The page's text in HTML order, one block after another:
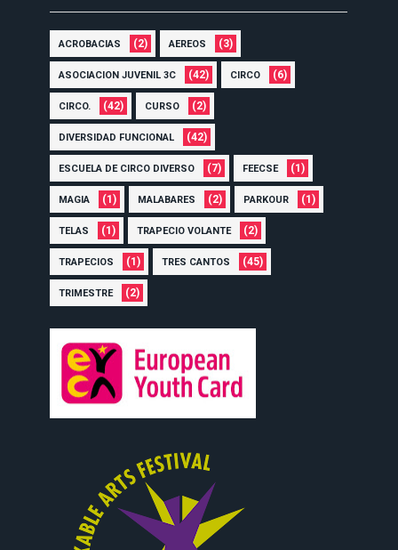
ACROBACIAS (2) AEREOS (3)
ASOCIACION JUVENIL 3C (42) CIRCO (6)
CIRCO. (42) CURSO (2)
DIVERSIDAD FUNCIONAL (42)
ESCUELA DE CIRCO DIVERSO (7) FEECSE (1)
MAGIA (1) MALABARES (2) PARKOUR (1)
TELAS (1) TRAPECIO VOLANTE (2)
TRAPECIOS (1) TRES CANTOS (45)
TRIMESTRE (2)